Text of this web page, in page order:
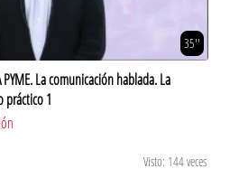
35''
PYME. La comunicación hablada. La
práctico 1
Visto: 144 veces